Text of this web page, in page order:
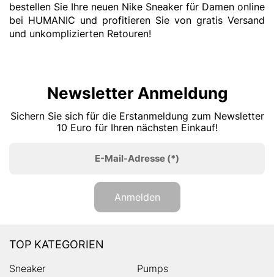
bestellen Sie Ihre neuen Nike Sneaker für Damen online
bei HUMANIC und profitieren Sie von gratis Versand
und unkomplizierten Retouren!
Newsletter Anmeldung
Sichern Sie sich für die Erstanmeldung zum Newsletter
10 Euro für Ihren nächsten Einkauf!
E-Mail-Adresse (*)
Anmelden
TOP KATEGORIEN
Sneaker
Pumps